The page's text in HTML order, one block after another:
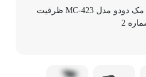
پایه نگهدارنده گوشی و تبلت